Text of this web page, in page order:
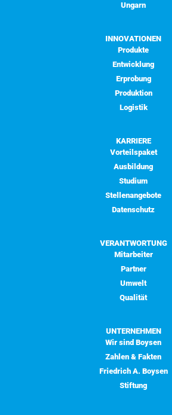
Ungarn
INNOVATIONEN
Produkte
Entwicklung
Erprobung
Produktion
Logistik
KARRIERE
Vorteilspaket
Ausbildung
Studium
Stellenangebote
Datenschutz
VERANTWORTUNG
Mitarbeiter
Partner
Umwelt
Qualität
UNTERNEHMEN
Wir sind Boysen
Zahlen & Fakten
Friedrich A. Boysen
Stiftung